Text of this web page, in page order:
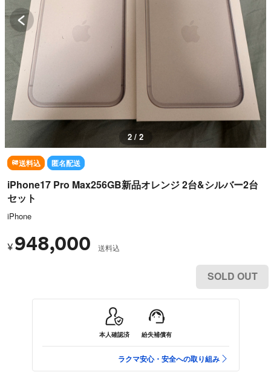
1 / 2
送料込 匿名配送
iPhone17 Pro Max256GB新品オレンジ 2台&シルバー2台
セット
iPhone
¥ 948,000 送料込
SOLD OUT
本人確認済 紛失補償有
ラクマ安心・安全への取り組み